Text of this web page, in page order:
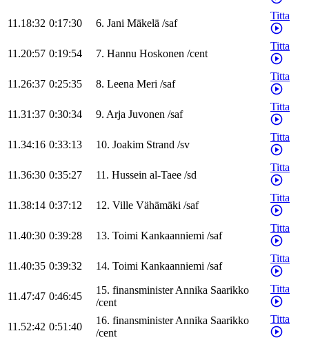
11.18:32 0:17:30 6. Jani Mäkelä /saf
Titta
11.20:57 0:19:54 7. Hannu Hoskonen /cent
Titta
11.26:37 0:25:35 8. Leena Meri /saf
Titta
11.31:37 0:30:34 9. Arja Juvonen /saf
Titta
11.34:16 0:33:13 10. Joakim Strand /sv
Titta
11.36:30 0:35:27 11. Hussein al-Taee /sd
Titta
11.38:14 0:37:12 12. Ville Vähämäki /saf
Titta
11.40:30 0:39:28 13. Toimi Kankaanniemi /saf
Titta
11.40:35 0:39:32 14. Toimi Kankaanniemi /saf
Titta
11.47:47 0:46:45
15. finansministerAnnika Saarikko
/cent
Titta
11.52:42 0:51:40
16. finansministerAnnika Saarikko
/cent
Titta